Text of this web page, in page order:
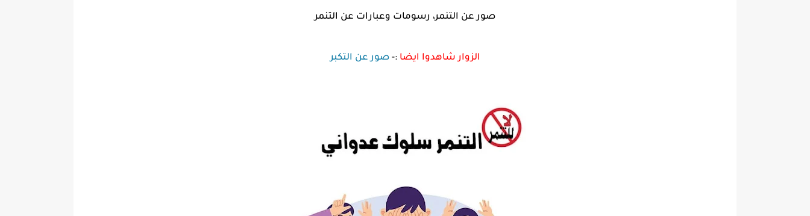
صور عن التنمر، رسومات وعبارات عن التنمر
الزوار شاهدوا ايضا :-صور عن التكبر